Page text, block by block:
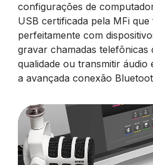
configurações de
USB certificada pela MFi
perfeitamente com
gravar chamadas telefônicas
qualidade ou transmitir áudio
a avançada conexão